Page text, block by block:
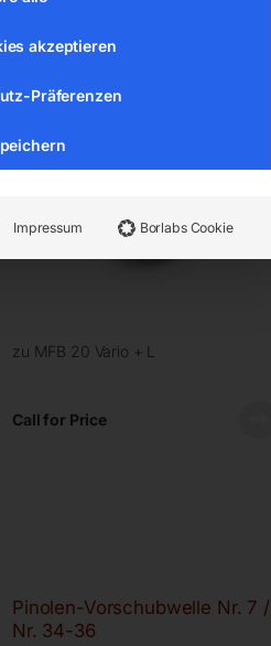
zu MFB 20 Vario + L
Call for Price
Pinolen-Vorschubwelle Nr. 7 /
Nr. 34-36
akzeptieren
Präferenzen
Impressum Borlabs Cookie